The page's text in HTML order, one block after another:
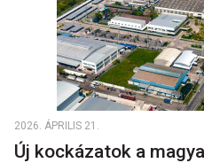
2026. ÁPRILIS 21.
Új kockázatok a